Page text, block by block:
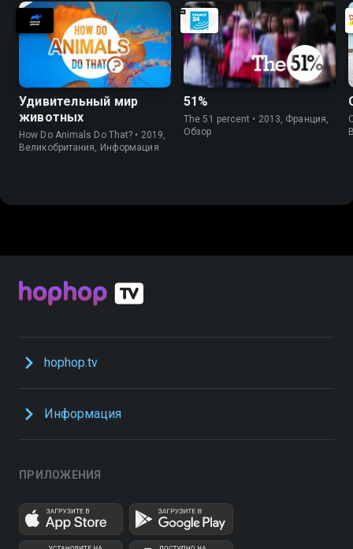
Удивительный мир
животных
How Do Animals Do That? • 2019,
Великобритания, Информация
51%
The 51 percent • 2013, Франция,
Обзор
hophop.tv
Информация
ПРИЛОЖЕНИЯ